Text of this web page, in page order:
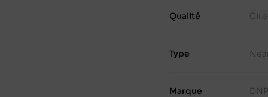
Qualité
Type
Marque